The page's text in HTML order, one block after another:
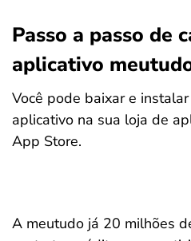
Passo a passo de
aplicativo
Você pode baixar e
aplicativo na sua loja de
App Store.
A meutudo já 20 milhões